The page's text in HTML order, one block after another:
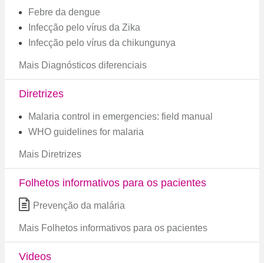
Febre da dengue
Infecção pelo vírus da Zika
Infecção pelo vírus da chikungunya
Mais Diagnósticos diferenciais
Diretrizes
Malaria control in emergencies: field manual
WHO guidelines for malaria
Mais Diretrizes
Folhetos informativos para os pacientes
Prevenção da malária
Mais Folhetos informativos para os pacientes
Videos